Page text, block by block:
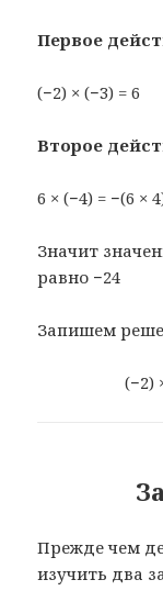
Первое
(−2) × (−3) = 6
Второе
6 × (−4) = −(6 ×
Значит
равно −24
Запишем
(−2)
Прежде чем
изучить два